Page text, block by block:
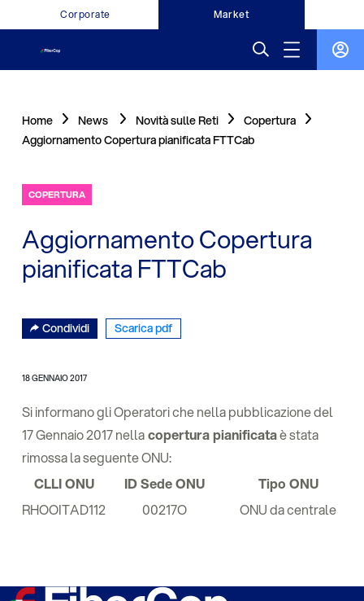
Corporate Market
Home News Novità sulle Reti
Copertura
Aggiornamento Copertura pianificata FTTCab
COPERTURA
Aggiornamento Copertura
pianificata FTTCab
Condividi Scarica pdf
18 GENNAIO 2017
Si informano gli Operatori che nella pubblicazione del
17 Gennaio 2017 nellacopertura pianificataè stata
rimossa la seguente ONU:
CLLI ONU
ID Sede ONU
Tipo ONU
RHOOITAD112
00217O ONU da centrale